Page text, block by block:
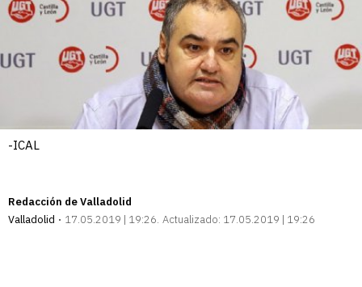
-ICAL
Redacción de Valladolid
Valladolid
17.05.2019 | 19:26 Actualizado: 17.05.2019 | 19:26